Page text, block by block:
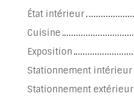
État intérieur
Cuisine
Exposition
Stationnement intérieur
Stationnement extérieur